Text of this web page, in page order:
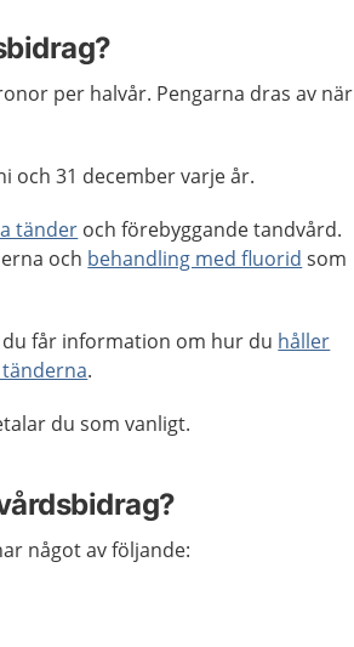
per halvår. Pengarna dras av när
och 31 december varje år.
tänder och förebyggande tandvård.
och behandling med fluorid som
får information om hur du håller
.
du som vanligt.
något av följande: